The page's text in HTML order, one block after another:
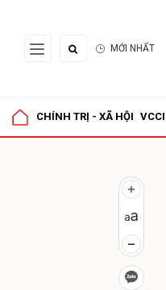
MỚI NHẤT
CHÍNH TRỊ - XÃ HỘI VCCI